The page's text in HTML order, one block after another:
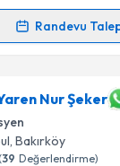
okudum ve kişisel
işlenmesini kabul
Takvim Talebini
Randevu
Takvimi Talebi
Gizem
Size bu
hazırlandığında e-
Nur Şeker
, Bakırköy
(39 Değerlendirme)